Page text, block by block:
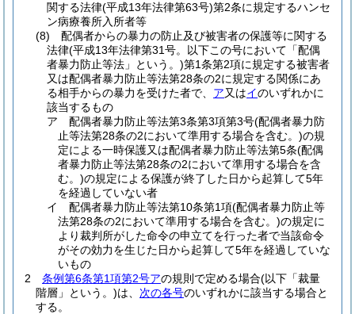
関する法律(平成13年法律第63号)第2条に規定するハンセ
ン病療養所入所者等
(8)
配偶者からの暴力の防止及び被害者の保護等に関する
法律(平成13年法律第31号。以下この号において「配偶
者暴力防止等法」という。)第1条第2項に規定する被害者
又は配偶者暴力防止等法第28条の2に規定する関係にあ
る相手からの暴力を受けた者で、 ア又はイのいずれかに
該当するもの
ア
配偶者暴力防止等法第3条第3項第3号(配偶者暴力防
止等法第28条の2において準用する場合を含む。)の規
定による一時保護又は配偶者暴力防止等法第5条(配偶
者暴力防止等法第28条の2において準用する場合を含
む。)の規定による保護が終了した日から起算して5年
を経過していない者
イ
配偶者暴力防止等法第10条第1項(配偶者暴力防止等
法第28条の2において準用する場合を含む。)の規定に
より裁判所がした命令の申立てを行った者で当該命令
がその効力を生じた日から起算して5年を経過していな
いもの
2
条例第6条第1項第2号アの規則で定める場合(以下「裁量
階層」という。)は、 次の各号のいずれかに該当する場合と
する。